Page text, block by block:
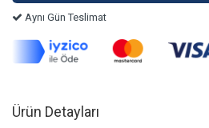
Aynı Gün Teslimat
Ürün Detayları